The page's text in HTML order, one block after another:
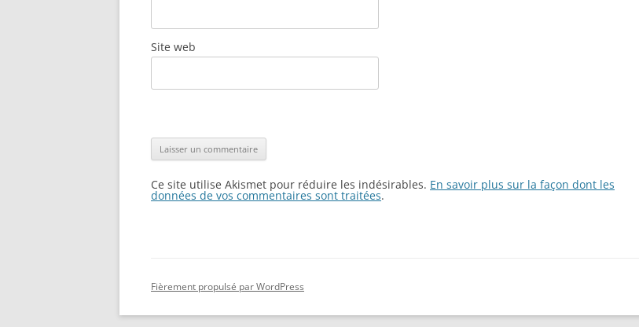
Site web
Ce site utilise Akismet pour réduire les indésirables. En savoir plus sur la façon dont les
données de vos commentaires sont traitées.
Fièrement propulsé par WordPress